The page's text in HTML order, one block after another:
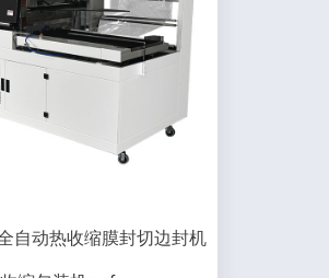
自动热收缩膜封切边封机